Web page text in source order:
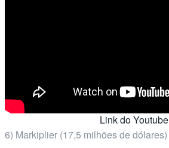
Link do Youtube
6) Markiplier (17,5 milhões de dólares)